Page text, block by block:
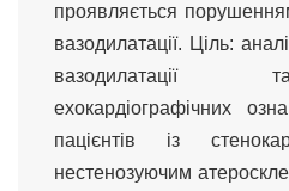
проявляється
вазодилатації. Ціль:
вазодилатації
ехокардіографічних
пацієнтів із
нестенозуючим